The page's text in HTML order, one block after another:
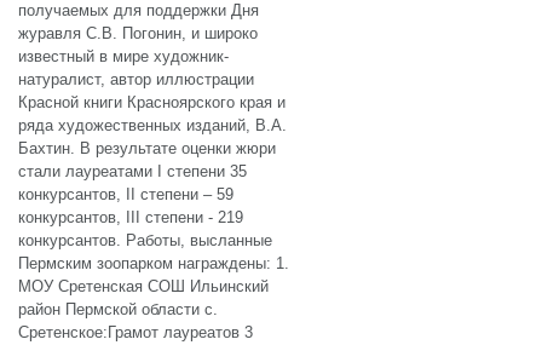
получаемых для поддержки Дня
журавля С.В. Погонин, и широко
известный в мире художник-
натуралист, автор иллюстрации
Красной книги Красноярского края и
ряда художественных изданий, В.А.
Бахтин. В результате оценки жюри
стали лауреатами I степени 35
конкурсантов, II степени – 59
конкурсантов, III степени - 219
конкурсантов. Работы, высланные
Пермским зоопарком награждены: 1.
МОУ Сретенская СОШ Ильинский
район Пермской области с.
Сретенское:Грамот лауреатов 3